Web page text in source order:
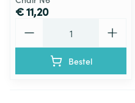
€ 11,20
Bestel